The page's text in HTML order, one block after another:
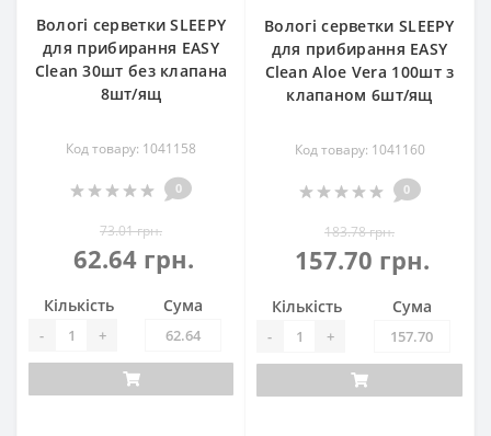
Вологі серветки SLEEPY
для прибирання EASY
Clean 30шт без клапана
8шт/ящ
Код товару: 1041158
0
73.01 грн.
62.64 грн.
Кількість
- +
Сума
Вологі серветки SLEEPY
для прибирання EASY
Clean Aloe Vera 100шт з
клапаном 6шт/ящ
Код товару: 1041160
0
183.78 грн.
157.70 грн.
Кількість
- +
Сума